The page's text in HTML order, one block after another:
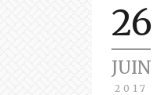
26
JUIN
2017